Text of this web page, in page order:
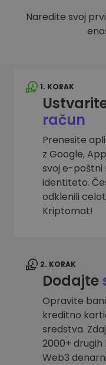
Naredite svoj prvi
1. KORAK
račun
Prenesite
z Google,
svoj e-poštni
identiteto.
odklenili
Kriptomat!
2. KORAK
Dodajte
Opravite
kreditno
sredstva.
2000+
Web3